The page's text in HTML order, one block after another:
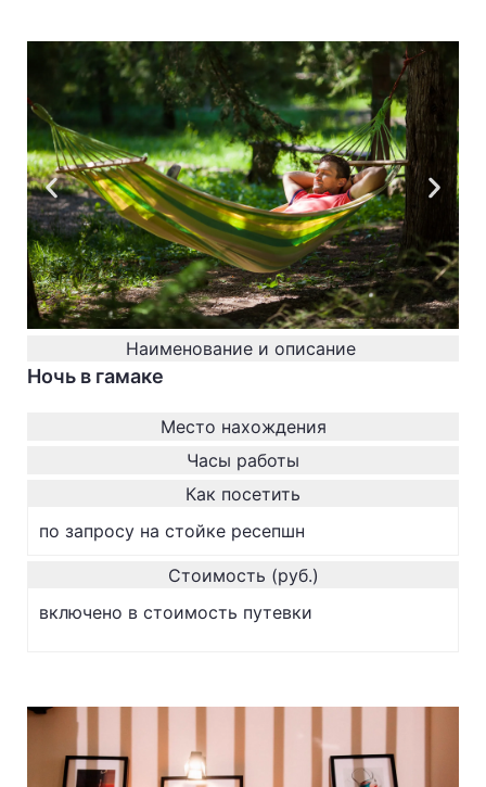
Наименование и описание
Ночь в гамаке
Место нахождения
Часы работы
Как посетить
по запросу на стойке ресепшн
Стоимость (руб.)
включено в стоимость путевки